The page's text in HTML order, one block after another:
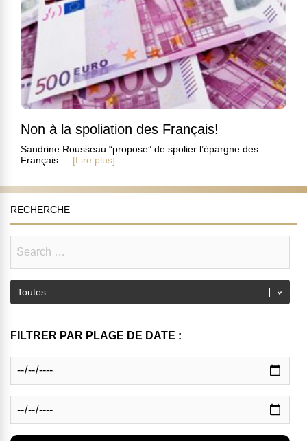
Non à la spoliation des Français!
Sandrine Rousseau “propose” de spolier l’épargne des
Français ...
[Lire plus]
RECHERCHE
FILTRER PAR PLAGE DE DATE :